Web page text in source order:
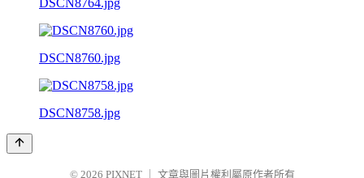
DSCN8760.jpg
DSCN8758.jpg
© 2026 PIXNET 文章與圖片權利屬原作者所有